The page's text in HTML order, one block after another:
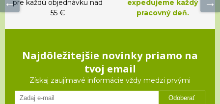
pre každú objednávku nad
55 €
expedujeme každý
pracovný deň.
Najdôležitejšie novinky priamo na
tvoj email
Získaj zaujímavé informácie vždy medzi prvými
Odoberať